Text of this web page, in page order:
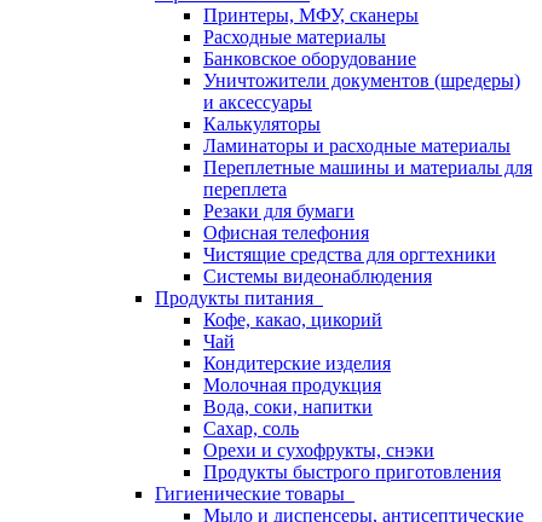
Принтеры, МФУ, сканеры
Расходные материалы
Банковское оборудование
Уничтожители документов (шредеры)
и аксессуары
Калькуляторы
Ламинаторы и расходные материалы
Переплетные машины и материалы для
переплета
Резаки для бумаги
Офисная телефония
Чистящие средства для оргтехники
Системы видеонаблюдения
Продукты питания
Кофе, какао, цикорий
Чай
Кондитерские изделия
Молочная продукция
Вода, соки, напитки
Сахар, соль
Орехи и сухофрукты, снэки
Продукты быстрого приготовления
Гигиенические товары
Мыло и диспенсеры, антисептические